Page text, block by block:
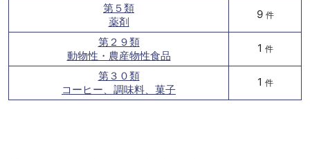
第５類
薬剤
9 件
第２９類
動物性・農産物性食品
1 件
第３０類
コーヒー、調味料、菓子
1 件